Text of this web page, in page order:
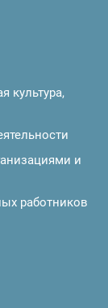
культура,
и
работников